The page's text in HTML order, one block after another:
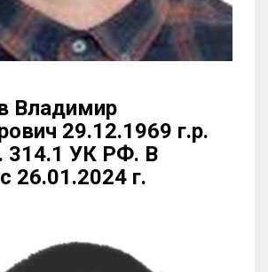
Владимир
29.12.1969 г.р.
314.1 УК РФ. В
26.01.2024 г.